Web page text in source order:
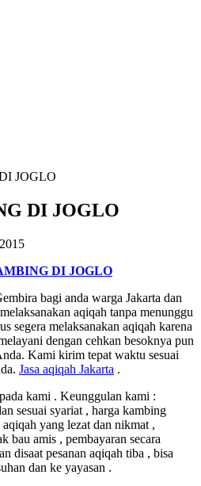
JOGLO
DI JOGLO
DI JOGLO
bagi anda warga Jakarta dan
aqiqah tanpa menunggu
segera melaksanakan aqiqah karena
dengan cehkan besoknya pun
Kami kirim tepat waktu sesuai
Jasa aqiqah Jakarta .
kami . Keunggulan kami :
sesuai syariat , harga kambing
yang lezat dan nikmat ,
bau amis , pembayaran secara
disaat pesanan aqiqah tiba , bisa
dan ke yayasan .